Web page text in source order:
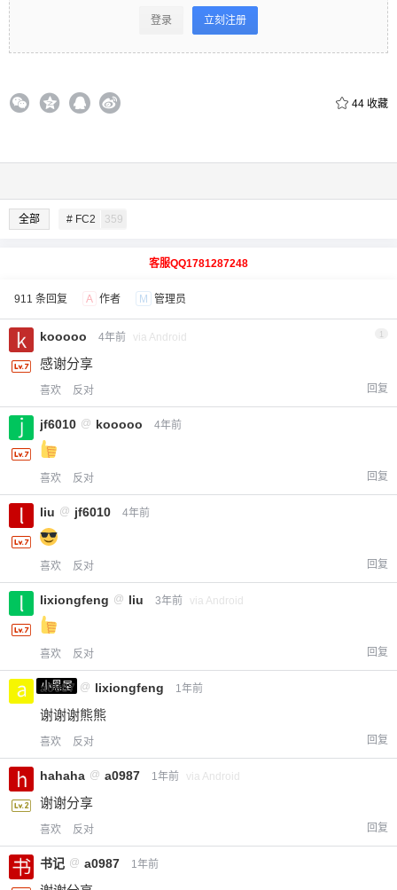
登录 立刻注册
44 收藏
全部 # FC2 359
客服QQ1781287248
911 条回复 A 作者 M 管理员
kooooo 4年前 via Android
感谢分享
喜欢 反对 回复
jf6010 @ kooooo 4年前
喜欢 反对 回复
liu @ jf6010 4年前
喜欢 反对 回复
lixiongfeng @ liu 3年前 via Android
喜欢 反对 回复
小黑屋
a0987 @ lixiongfeng 1年前
谢谢谢熊熊
喜欢 反对 回复
hahaha @ a0987 1年前 via Android
谢谢分享
喜欢 反对 回复
书记 @ a0987 1年前